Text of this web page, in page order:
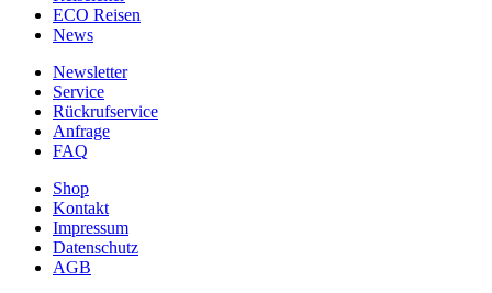
ECO Reisen
News
Newsletter
Service
Rückrufservice
Anfrage
FAQ
Shop
Kontakt
Impressum
Datenschutz
AGB